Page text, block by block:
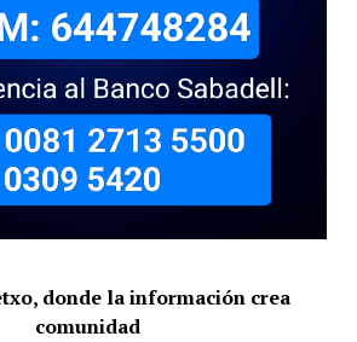
donde la información crea
comunidad